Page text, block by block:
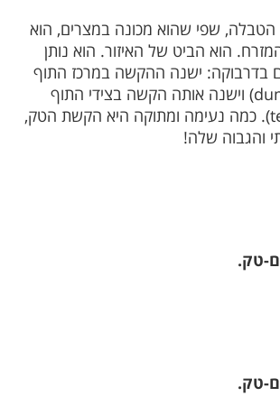
הטבלה, שפי שהוא מכונה במצרים, הוא
הוא הביט של האיזור. הוא נותן
בדרבוקה: ישנה ההקשה במרכז התוף
) וישנה אותה הקשה בצידי התוף
). כמה נעימה ומתוקה היא הקשת הטק,
והגבוה שלה!
טק.
טק.